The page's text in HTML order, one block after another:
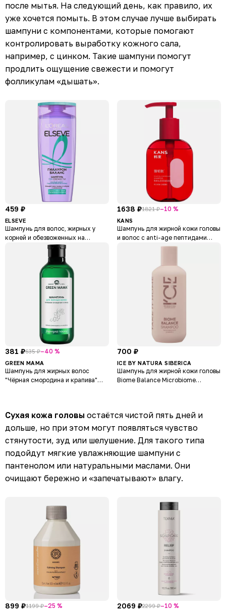
после мытья. На следующий день, как правило, их
уже хочется помыть. В этом случае лучше выбирать
шампуни с компонентами, которые помогают
контролировать выработку кожного сала,
например, с цинком. Такие шампуни помогут
продлить ощущение свежести и помогут
фолликулам «дышать».
459 ₽
ELSEVE
Шампунь для волос, жирных у
корней и обезвоженных на
кончиках, "Гиалурон Баланс"
Hyaluron Balance
1638 ₽1821 ₽–10 %
KANS
Шампунь для жирной кожи головы
и волос с anti-age пептидами
Scalp Oil-Controlling Shampoo
381 ₽635 ₽–40 %
GREEN MAMA
Шампунь для жирных волос
"Чёрная смородина и крапива"
700 ₽
ICE BY NATURA SIBERICA
Шампунь для жирной кожи головы
Biome Balance Microbiome
Сухая кожа головы остаётся чистой пять дней и
дольше, но при этом могут появляться чувство
стянутости, зуд или шелушение. Для такого типа
подойдут мягкие увлажняющие шампуни с
пантенолом или натуральными маслами. Они
очищают бережно и «запечатывают» влагу.
899 ₽1199 ₽–25 % 2069 ₽2299 ₽–10 %